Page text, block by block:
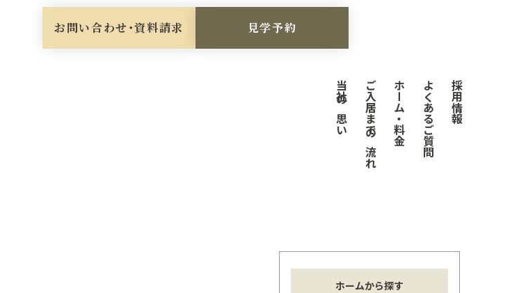
お問い合わせ・資料請求 見学予約
当社の思い ご入居までの流れ ホーム・料金 よくあるご質問 採用情報
ホームから探す